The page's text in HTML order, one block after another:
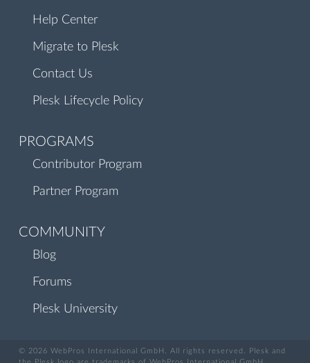
Help Center
Migrate to Plesk
Contact Us
Plesk Lifecycle Policy
PROGRAMS
Contributor Program
Partner Program
COMMUNITY
Blog
Forums
Plesk University
© 2026 WebPros International GmbH. All rights reserved. Plesk and